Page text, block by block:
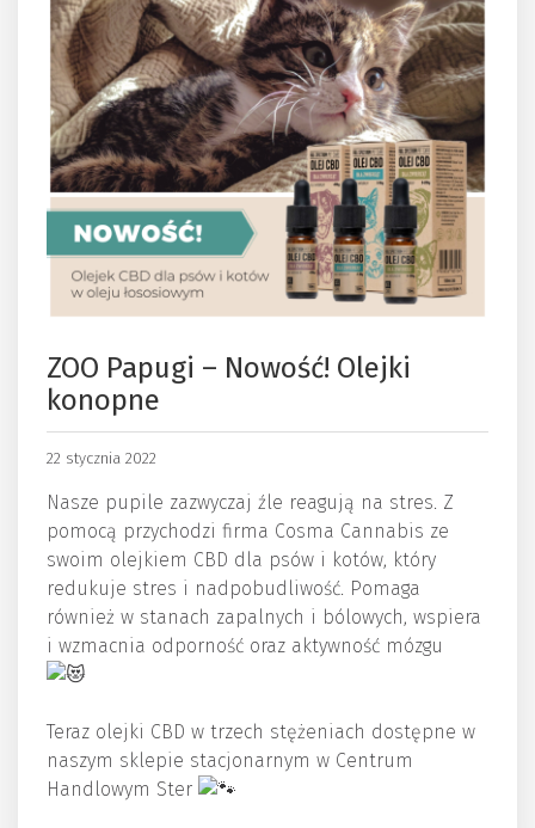
ZOO Papugi – Nowość! Olejki
konopne
22 stycznia 2022
Nasze pupile zazwyczaj źle reagują na stres. Z
pomocą przychodzi firma Cosma Cannabis ze
swoim olejkiem CBD dla psów i kotów, który
redukuje stres i nadpobudliwość. Pomaga
również w stanach zapalnych i bólowych, wspiera
i wzmacnia odporność oraz aktywność mózgu
Teraz olejki CBD w trzech stężeniach dostępne w
naszym sklepie stacjonarnym w Centrum
Handlowym Ster